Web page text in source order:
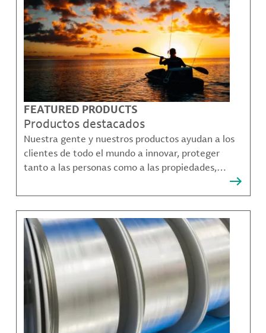
FEATURED PRODUCTS
Productos destacados
Nuestra gente y nuestros productos ayudan a los
clientes de todo el mundo a innovar, proteger
tanto a las personas como a las propiedades,
sostenibles de moverse, comunicarse y prosperar.